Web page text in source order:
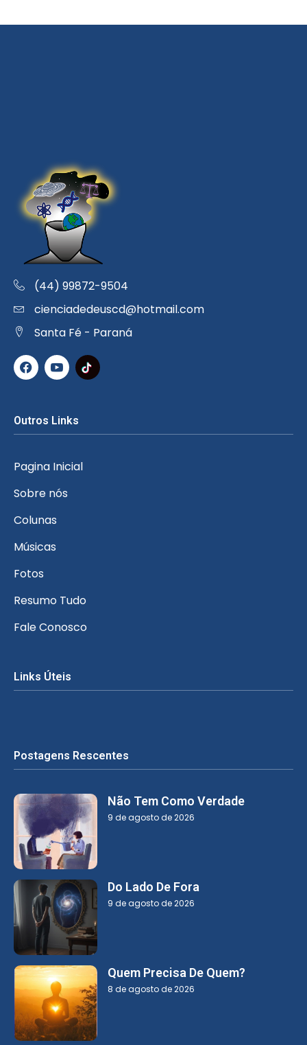
(44) 99872-9504
cienciadedeuscd@hotmail.com
Santa Fé - Paraná
Outros Links
Pagina Inicial
Sobre nós
Colunas
Músicas
Fotos
Resumo Tudo
Fale Conosco
Links Úteis
Postagens Rescentes
Não Tem Como Verdade
9 de agosto de 2026
Do Lado De Fora
9 de agosto de 2026
Quem Precisa De Quem?
8 de agosto de 2026